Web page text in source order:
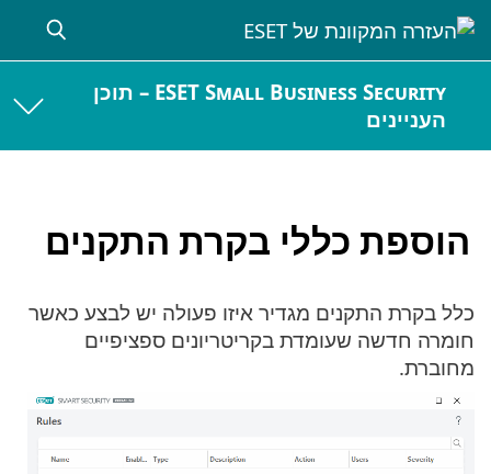
ESET Small Business Security – תוכן
העניינים
הוספת כללי בקרת התקנים
כלל בקרת התקנים מגדיר איזו פעולה יש לבצע כאשר
חומרה חדשה שעומדת בקריטריונים ספציפיים
מחוברת.